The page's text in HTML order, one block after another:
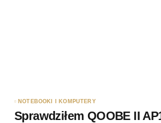
NOTEBOOKI I KOMPUTERY
Sprawdziłem QOOBE II